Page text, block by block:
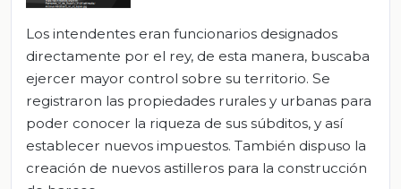
Los intendentes eran funcionarios designados
directamente por el rey, de esta manera, buscaba
ejercer mayor control sobre su territorio. Se
registraron las propiedades rurales y urbanas para
poder conocer la riqueza de sus súbditos, y así
establecer nuevos impuestos. También dispuso la
creación de nuevos astilleros para la construcción